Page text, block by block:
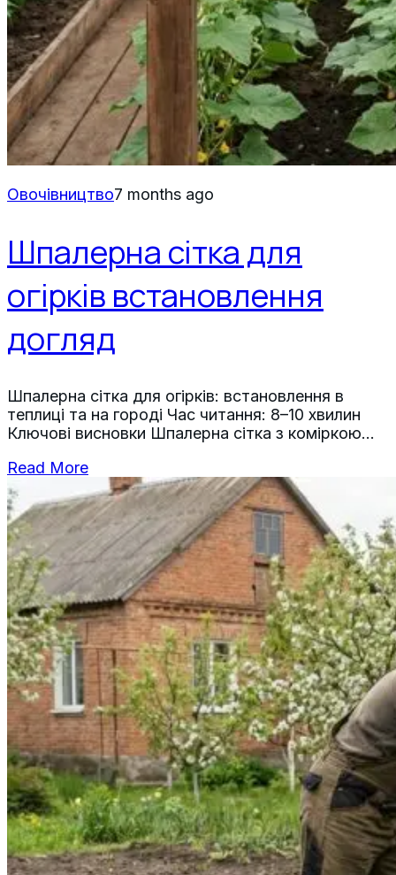
Овочівництво7 months ago
Шпалерна сітка для
огірків встановлення
догляд
Шпалерна сітка для огірків: встановлення в
теплиці та на городі Час читання: 8–10 хвилин
Ключові висновки Шпалерна сітка з коміркою
підтримку батогів, освітлення й
Read More